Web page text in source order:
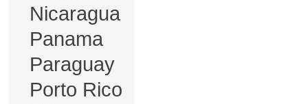
Nicaragua
Panama
Paraguay
Porto Rico